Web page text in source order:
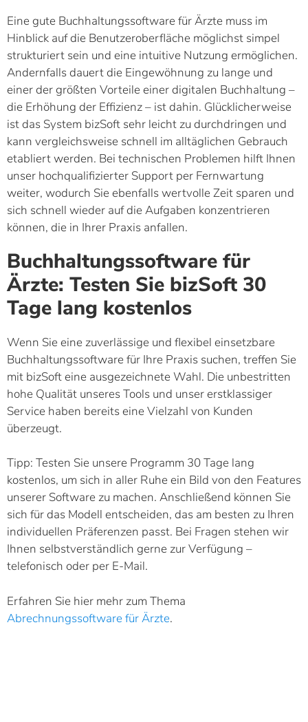
Eine gute Buchhaltungssoftware für Ärzte muss im
Hinblick auf die Benutzeroberfläche möglichst simpel
strukturiert sein und eine intuitive Nutzung ermöglichen.
Andernfalls dauert die Eingewöhnung zu lange und
einer der größten Vorteile einer digitalen Buchhaltung –
die Erhöhung der Effizienz – ist dahin. Glücklicherweise
ist das System bizSoft sehr leicht zu durchdringen und
kann vergleichsweise schnell im alltäglichen Gebrauch
etabliert werden. Bei technischen Problemen hilft Ihnen
unser hochqualifizierter Support per Fernwartung
weiter, wodurch Sie ebenfalls wertvolle Zeit sparen und
sich schnell wieder auf die Aufgaben konzentrieren
können, die in Ihrer Praxis anfallen.
Buchhaltungssoftware für
Ärzte: Testen Sie bizSoft 30
Tage lang kostenlos
Wenn Sie eine zuverlässige und flexibel einsetzbare
Buchhaltungssoftware für Ihre Praxis suchen, treffen Sie
mit bizSoft eine ausgezeichnete Wahl. Die unbestritten
hohe Qualität unseres Tools und unser erstklassiger
Service haben bereits eine Vielzahl von Kunden
überzeugt.
Tipp: Testen Sie unsere Programm 30 Tage lang
kostenlos, um sich in aller Ruhe ein Bild von den Features
unserer Software zu machen. Anschließend können Sie
sich für das Modell entscheiden, das am besten zu Ihren
individuellen Präferenzen passt. Bei Fragen stehen wir
Ihnen selbstverständlich gerne zur Verfügung –
telefonisch oder per E-Mail.
Erfahren Sie hier mehr zum Thema
Abrechnungssoftware für Ärzte.